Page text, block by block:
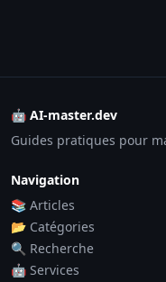
🤖 AI-master.dev
Guides pratiques pour
Navigation
📚 Articles
📂 Catégories
🔍 Recherche
🤖 Services